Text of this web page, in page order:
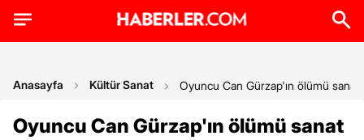
Anasayfa Kültür Sanat Oyuncu Can Gürzap'ın ölümü sanat
Oyuncu Can Gürzap'ın ölümü sanat